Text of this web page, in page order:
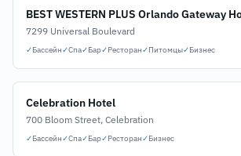
BEST WESTERN PLUS Orlando Gateway
7299 Universal Boulevard
✓Бассейн✓Спа✓Бар✓Ресторан✓Питомцы✓Бизнес
Celebration Hotel
700 Bloom Street, Celebration
✓Бассейн✓Спа✓Бар✓Ресторан✓Бизнес